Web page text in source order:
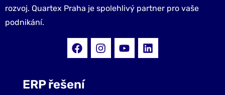
rozvoj. Quartex Praha je spolehlivý partner pro vaše
podnikání.
ERP řešení